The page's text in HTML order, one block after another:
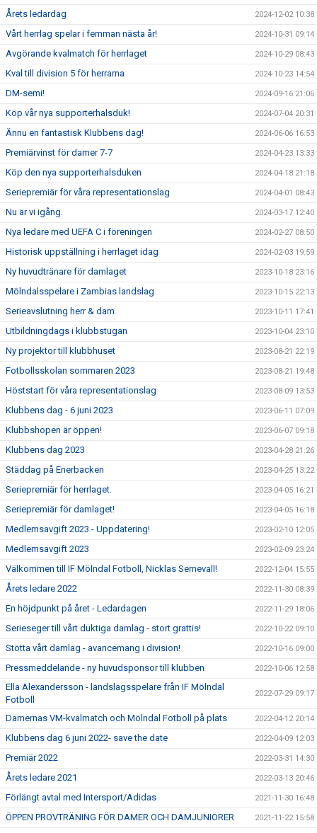
Årets ledardag 2024-12-02 10:38
Vårt herrlag spelar i femman nästa år! 2024-10-31 09:14
Avgörande kvalmatch för herrlaget 2024-10-29 08:43
Kval till division 5 för herrarna 2024-10-23 14:54
DM-semi! 2024-09-16 21:06
Köp vår nya supporterhalsduk! 2024-07-04 20:31
Ännu en fantastisk Klubbens dag! 2024-06-06 16:53
Premiärvinst för damer 7-7 2024-04-23 13:33
Köp den nya supporterhalsduken 2024-04-18 21:18
Seriepremiär för våra representationslag 2024-04-01 08:43
Nu är vi igång. 2024-03-17 12:40
Nya ledare med UEFA C i föreningen 2024-02-27 08:50
Historisk uppställning i herrlaget idag 2024-02-03 19:59
Ny huvudtränare för damlaget 2023-10-18 23:16
Mölndalsspelare i Zambias landslag 2023-10-15 22:13
Serieavslutning herr & dam 2023-10-11 17:41
Utbildningdags i klubbstugan 2023-10-04 23:10
Ny projektor till klubbhuset 2023-08-21 22:19
Fotbollsskolan sommaren 2023 2023-08-21 19:48
Höststart för våra representationslag 2023-08-09 13:53
Klubbens dag - 6 juni 2023 2023-06-11 07:09
Klubbshopen är öppen! 2023-06-07 09:18
Klubbens dag 2023 2023-04-28 21:26
Städdag på Enerbacken 2023-04-25 13:22
Seriepremiär för herrlaget. 2023-04-05 16:21
Seriepremiär för damlaget! 2023-04-05 16:18
Medlemsavgift 2023 - Uppdatering! 2023-02-10 12:05
Medlemsavgift 2023 2023-02-09 23:24
Välkommen till IF Mölndal Fotboll, Nicklas Sernevall! 2022-12-04 15:55
Årets ledare 2022 2022-11-30 08:39
En höjdpunkt på året - Ledardagen 2022-11-29 18:06
Serieseger till vårt duktiga damlag - stort grattis! 2022-10-22 09:10
Stötta vårt damlag - avancemang i division! 2022-10-16 09:00
Pressmeddelande - ny huvudsponsor till klubben 2022-10-06 12:58
Ella Alexandersson - landslagsspelare från IF Mölndal
Fotboll
2022-07-29 09:17
Damernas VM-kvalmatch och Mölndal Fotboll på plats 2022-04-12 20:14
Klubbens dag 6 juni 2022- save the date 2022-04-09 12:03
Premiär 2022 2022-03-31 14:30
Årets ledare 2021 2022-03-13 20:46
Förlängt avtal med Intersport/Adidas 2021-11-30 16:48
ÖPPEN PROVTRÄNING FÖR DAMER OCH DAMJUNIORER 2021-11-22 15:58